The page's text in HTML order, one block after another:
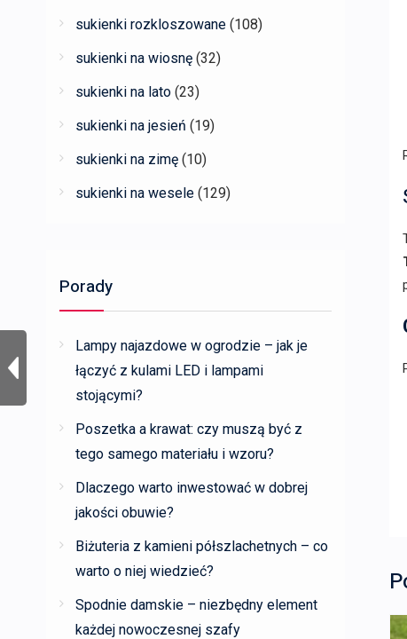
sukienki rozkloszowane (108)
sukienki na wiosnę (32)
sukienki na lato (23)
sukienki na jesień (19)
sukienki na zimę (10)
sukienki na wesele (129)
Porady
Lampy najazdowe w ogrodzie – jak je
łączyć z kulami LED i lampami
stojącymi?
Poszetka a krawat: czy muszą być z
tego samego materiału i wzoru?
Dlaczego warto inwestować w dobrej
jakości obuwie?
Biżuteria z kamieni półszlachetnych – co
warto o niej wiedzieć?
Spodnie damskie – niezbędny element
każdej nowoczesnej szafy